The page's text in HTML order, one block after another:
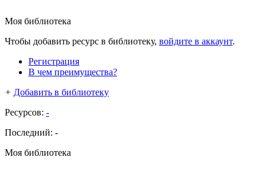
Моя библиотека
Чтобы добавить ресурс в библиотеку, войдите в аккаунт.
Регистрация
В чем преимущества?
+ Добавить в библиотеку
Ресурсов: -
Последний: -
Моя библиотека